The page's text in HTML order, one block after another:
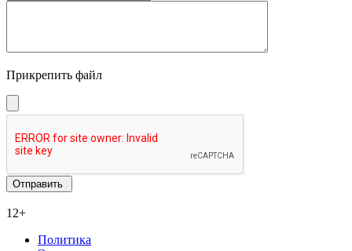
Прикрепить файл
12+
Политика